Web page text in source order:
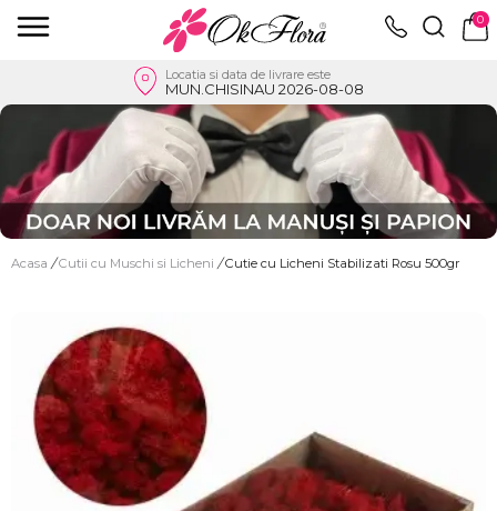
0
Locatia si data de livrare este
MUN.CHISINAU 2026-08-08
Acasa / Cutii cu Muschi si Licheni / Cutie cu Licheni Stabilizati Rosu 500gr